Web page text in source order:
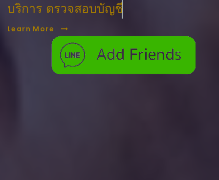
บริการ ตรวจสอบบัญชี
Learn More